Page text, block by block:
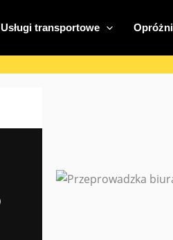
Usługi transportowe